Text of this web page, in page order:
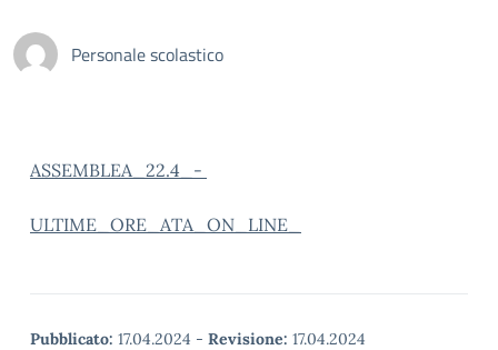
Personale scolastico
ASSEMBLEA_22.4_-
ULTIME_ORE_ATA_ON_LINE_
Pubblicato: 17.04.2024 - Revisione: 17.04.2024